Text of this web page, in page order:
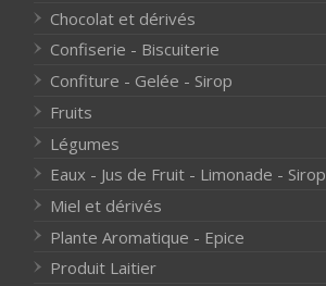
Chocolat et dérivés
Confiserie - Biscuiterie
Confiture - Gelée - Sirop
Fruits
Légumes
Eaux - Jus de Fruit - Limonade - Sirop
Miel et dérivés
Plante Aromatique - Epice
Produit Laitier